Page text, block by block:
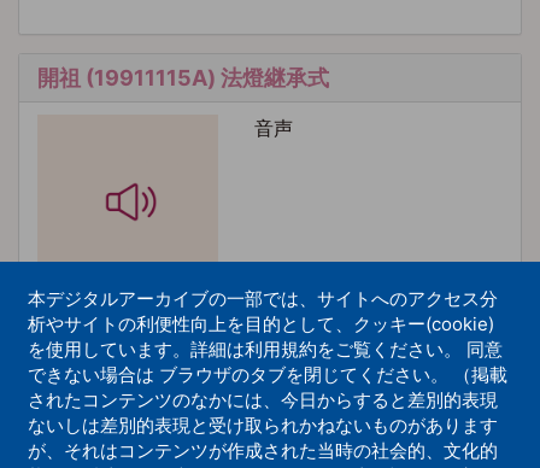
開祖 (19911115A) 法燈継承式
音声
開祖 (19760528A) シュバイツア賞受賞式
音声
本デジタルアーカイブの一部では、サイトへのアクセス分
析やサイトの利便性向上を目的として、クッキー(cookie)
を使用しています。詳細は利用規約をご覧ください。 同意
できない場合は ブラウザのタブを閉じてください。 （掲載
されたコンテンツのなかには、今日からすると差別的表現
ないしは差別的表現と受け取られかねないものがあります
が、それはコンテンツが作成された当時の社会的、文化的